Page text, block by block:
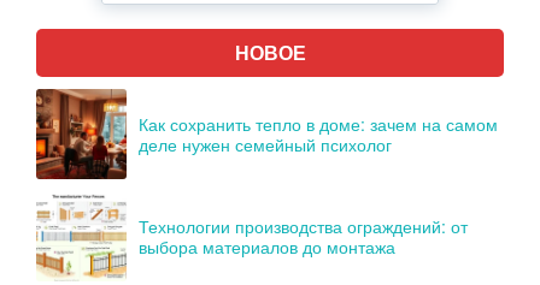
НОВОЕ
Как сохранить тепло в доме: зачем на самом
деле нужен семейный психолог
Технологии производства ограждений: от
выбора материалов до монтажа